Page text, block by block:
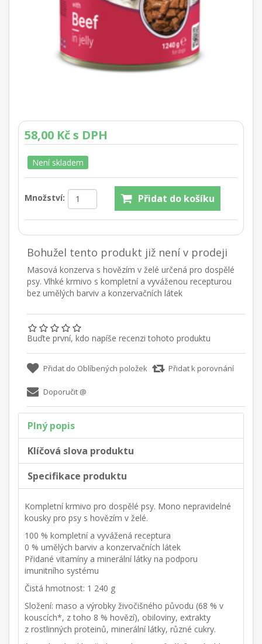
58,00 Kč s DPH
Není skladem
Množství:
Bohužel tento produkt již není v prodeji
Masová konzerva s hovězím v želé určená pro dospělé
psy. Vlhké krmivo s kompletní a vyváženou recepturou
bez umělých barviv a konzervačních látek
Buďte první, kdo napíše recenzi tohoto produktu
Plný popis
Klíčová slova produktu
Specifikace produktu
Kompletní krmivo pro dospělé psy. Mono nepravidelné
kousky pro psy s hovězím v želé.
100 % kompletní a vyvážená receptura
0 % umělých barviv a konzervačních látek
Přidané vitamíny a minerální látky na podporu
imunitního systému
Čistá hmotnost: 1 240 g
Složení: maso a výrobky živočišného původu (68 % v
kouscích*, z toho 8 % hovězí), obiloviny, extrakty
z rostlinných proteinů, minerální látky, různé cukry.